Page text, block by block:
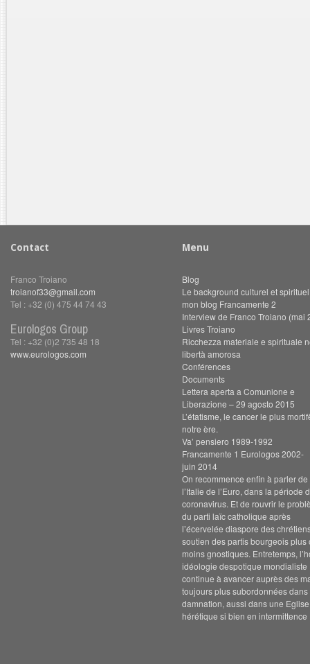
Contact
Franco Troiano
troianof33@gmail.com
Tel : +32 (0) 475 44 74 43
Eurologos Group
Tel : +32 (0)2 735 48 18
www.eurologos.com
Menu
Blog
Le background culturel et
mon blog Francamente 2
Interview de Franco Troiano (mai
Livres Troiano
Ricchezza materiale e spirituale
libertà amorosa
Conférences
Documents
Lettera aperta a Comunione e
Liberazione – 29 agosto 2015
L’étatisme, le cancer le plus
notre ère.
Va’ pensiero 1989-1992
Francamente 1 Eurologos 2002-
juin 2014
On recommence enfin à parler de
l’Italie de l’Euro, dans la période
coronavirus. Et de rouvrir le
du parti laïc catholique après
l’écervelée diaspore des
soutien des partis bourgeois plus
moins gnostiques. Entretemps,
idéologie despotique mondialiste
continue à avancer auprès des
toujours plus subordonnées dans
damnation, aussi dans une Eglise
hérétique si bien en intermittence